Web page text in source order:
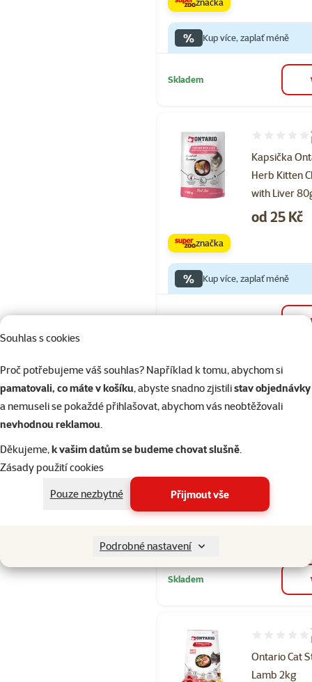
Souhlas s cookies
Proč potřebujeme váš souhlas? Například k tomu, abychom si
pamatovali, co máte v košíku, abyste snadno zjistilistav objednávky
a nemuseli se pokaždé přihlašovat, abychom vás neobtěžovali
nevhodnou reklamou.
Děkujeme,k vašim datům se budeme chovat slušně.
Zásady použití cookies
Pouze nezbytné
Přijmout vše
Podrobné nastavení
% Kup více, zaplať méně
Skladem
Kapsička
Herb Kitten
with Liver
Hodnocení
Cena
od 25 Kč
značka
% Kup více, zaplať méně
Ontario Cat
Hodnocení
Cena za 100 g:
značka
Skladem
Ontario Cat
Lamb 2kg
Hodnocení